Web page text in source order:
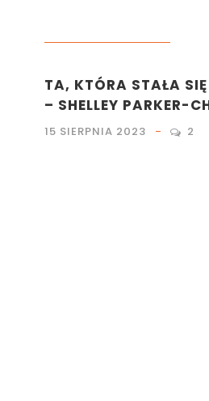
TA, KTÓRA STAŁA
– SHELLEY PARKER-
15 SIERPNIA 2023 2